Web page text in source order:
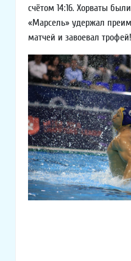
счётом 14:16. Хорваты
«Марсель» удержал
матчей и завоевал трофей!